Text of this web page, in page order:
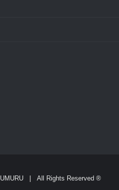
UMURU| All Rights Reserved ®